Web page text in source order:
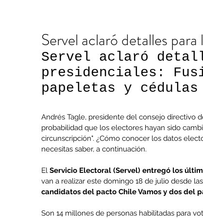
Servel aclaró detalles
Servel aclaró
presidenciales:
papeletas y cédulas
Andrés Tagle, presidente del consejo directivo
probabilidad que los electores hayan sido
circunscripción". ¿Cómo conocer los datos
necesitas saber, a continuación.
El Servicio Electoral (Servel) entregó los
van a realizar este domingo 18 de julio desde
candidatos del pacto Chile Vamos y dos del
Son 14 millones de personas habilitadas para